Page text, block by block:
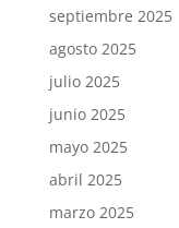
septiembre 2025
agosto 2025
julio 2025
junio 2025
mayo 2025
abril 2025
marzo 2025